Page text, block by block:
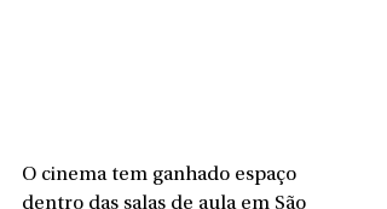
O cinema tem ganhado espaço
dentro das salas de aula em São